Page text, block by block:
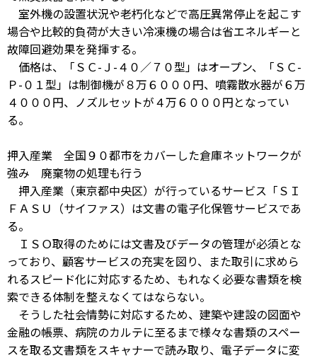
室外機の設置状況や老朽化などで高圧異常停止を起こす
場合や比較的負荷が大きい冷凍機の場合は省エネルギーと
故障回避効果を発揮する。
価格は、「ＳＣ-Ｊ-４０／７０型」はオープン、「ＳＣ-
Ｐ-０１型」は制御機が８万６０００円、噴霧散水器が６万
４０００円、ノズルセットが４万６０００円となってい
る。
押入産業 全国９０都市をカバーした倉庫ネットワークが
強み 廃棄物の処理も行う
押入産業（東京都中央区）が行っているサービス「ＳＩ
ＦＡＳＵ（サイファス）は文書の電子化保管サービスであ
る。
ＩＳＯ取得のためには文書及びデータの管理が必須とな
っており、顧客サービスの充実を図り、また取引に求めら
れるスピード化に対応するため、もれなく必要な書類を検
索できる体制を整えなくてはならない。
そうした社会情勢に対応するため、建築や建設の図面や
金融の帳票、病院のカルテに至るまで様々な書類のスペー
スを取る文書類をスキャナーで読み取り、電子データに変